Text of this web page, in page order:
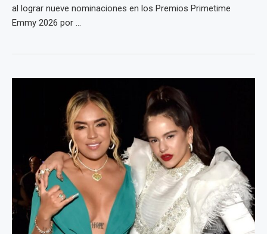
al lograr nueve nominaciones en los Premios Primetime
Emmy 2026 por ...